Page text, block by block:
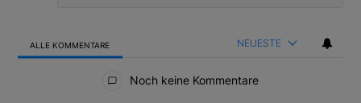
ALLE KOMMENTARE NEUESTE
Noch keine Kommentare